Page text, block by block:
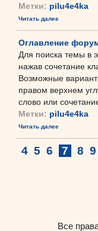
Метки: pilu4e4ka
Читать далее
Оглавление
Для поиска темы в
нажав сочетание
Возможные
правом верхнем
слово или
Метки: pilu4e4ka
Читать далее
4 5 6 7 8 9
Все